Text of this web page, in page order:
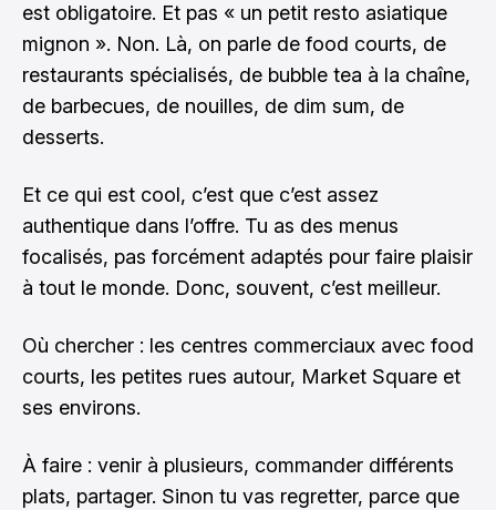
est obligatoire. Et pas « un petit resto asiatique
mignon ». Non. Là, on parle de food courts, de
restaurants spécialisés, de bubble tea à la chaîne,
de barbecues, de nouilles, de dim sum, de
desserts.
Et ce qui est cool, c’est que c’est assez
authentique dans l’offre. Tu as des menus
focalisés, pas forcément adaptés pour faire plaisir
à tout le monde. Donc, souvent, c’est meilleur.
Où chercher : les centres commerciaux avec food
courts, les petites rues autour, Market Square et
ses environs.
À faire : venir à plusieurs, commander différents
plats, partager. Sinon tu vas regretter, parce que